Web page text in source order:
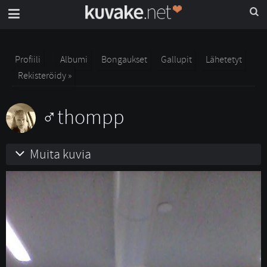
Profiili Albumi Bongaukset Gallupit
Lähetetyt
Rekisteröidy »
thompp
Muita kuvia